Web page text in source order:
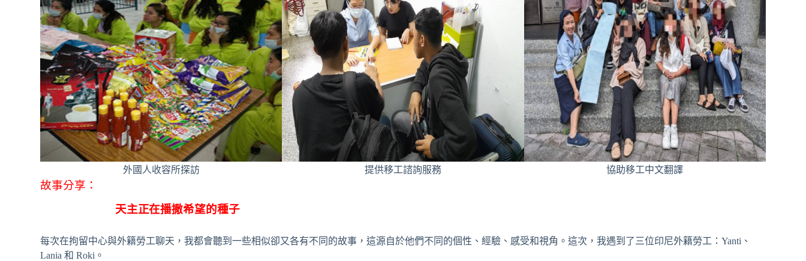
外國人收容所探訪 提供移工諮詢服務 協助移工中文翻譯
故事分享：
天主正在播撒希望的種⼦
每次在拘留中⼼與外籍勞工聊天，我都會聽到⼀些相似卻又各有不同的故事，這源自於他們不同的個性、經驗、感受和視角。這次，我遇到了三位印尼外籍勞工：Yanti、
Lania 和 Roki。